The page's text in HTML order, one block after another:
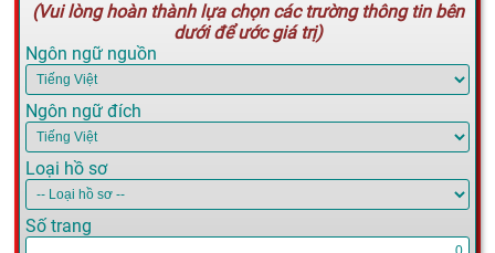
(Vui lòng hoàn thành lựa chọn các trường thông tin bên
dưới để ước giá trị)
Ngôn ngữ nguồn
Ngôn ngữ đích
Loại hồ sơ
Số trang